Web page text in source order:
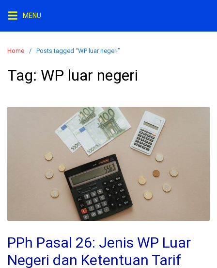
content
MENU
Home Posts tagged “WP luar negeri”
Tag: WP luar negeri
PPh Pasal 26: Jenis WP Luar
Negeri dan Ketentuan Tarif